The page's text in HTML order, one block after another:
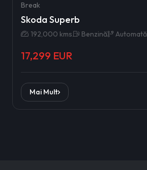
Break
Skoda Superb
192,000 kms Benzină Automată
17,299 EUR
Mai Mult